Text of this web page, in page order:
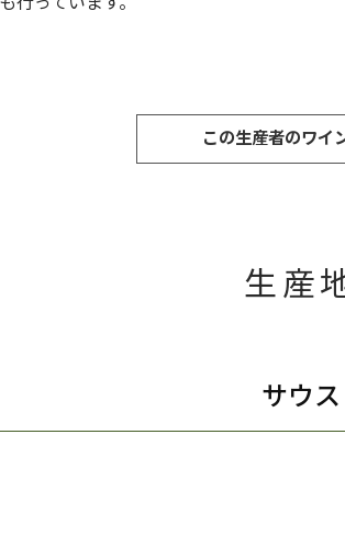
この生産者のワイ
生産
サウス